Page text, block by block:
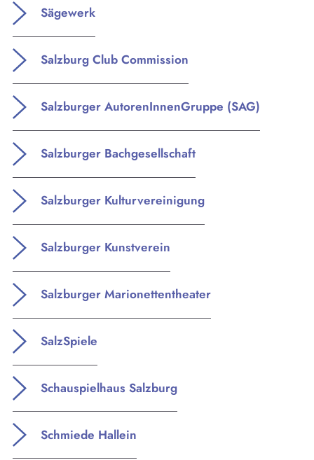
Sägewerk
Salzburg Club Commission
Salzburger AutorenInnenGruppe (SAG)
Salzburger Bachgesellschaft
Salzburger Kulturvereinigung
Salzburger Kunstverein
Salzburger Marionettentheater
SalzSpiele
Schauspielhaus Salzburg
Schmiede Hallein
oder Musik bei uns findest du Kultur-Programm